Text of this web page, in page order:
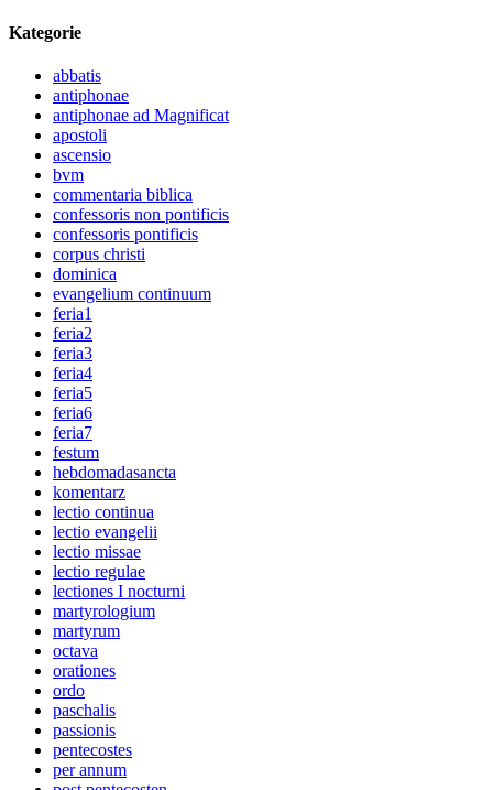
Kategorie
abbatis
antiphonae
antiphonae ad Magnificat
apostoli
ascensio
bvm
commentaria biblica
confessoris non pontificis
confessoris pontificis
corpus christi
dominica
evangelium continuum
feria1
feria2
feria3
feria4
feria5
feria6
feria7
festum
hebdomadasancta
komentarz
lectio continua
lectio evangelii
lectio missae
lectio regulae
lectiones I nocturni
martyrologium
martyrum
octava
orationes
ordo
paschalis
passionis
pentecostes
per annum